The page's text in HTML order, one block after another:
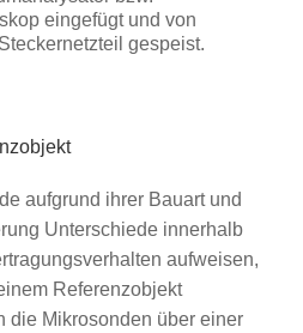
eingefügt und von
gespeist.
aufgrund ihrer Bauart und
Unterschiede innerhalb
aufweisen,
Referenzobjekt
die Mikrosonden über einer